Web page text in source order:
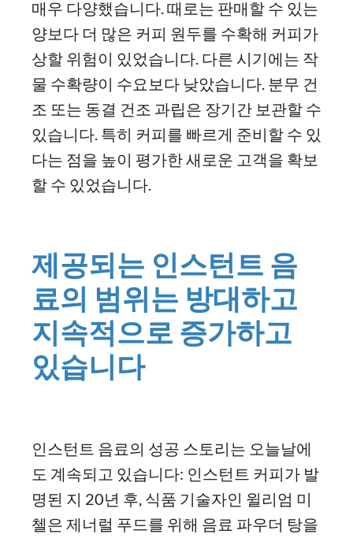
매우 다양했습니다. 때로는 판매할 수 있는
양보다 더 많은 커피 원두를 수확해 커피가
상할 위험이 있었습니다. 다른 시기에는 작
물 수확량이 수요보다 낮았습니다. 분무 건
조 또는 동결 건조 과립은 장기간 보관할 수
있습니다. 특히 커피를 빠르게 준비할 수 있
다는 점을 높이 평가한 새로운 고객을 확보
할 수 있었습니다.
제공되는 인스턴트 음
료의 범위는 방대하고
지속적으로 증가하고
있습니다
인스턴트 음료의 성공 스토리는 오늘날에
도 계속되고 있습니다: 인스턴트 커피가 발
명된 지 20년 후, 식품 기술자인 윌리엄 미
첼은 제너럴 푸드를 위해 음료 파우더 탕을